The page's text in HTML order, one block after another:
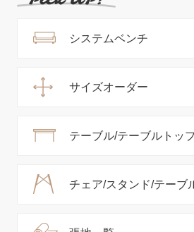
システムベンチ
サイズオーダー
テーブル/テーブルトッ
チェア/スタンド/テーブ